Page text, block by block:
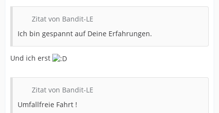
Zitat von Bandit-LE
Ich bin gespannt auf Deine Erfahrungen.
Und ich erst
Zitat von Bandit-LE
Umfallfreie Fahrt !